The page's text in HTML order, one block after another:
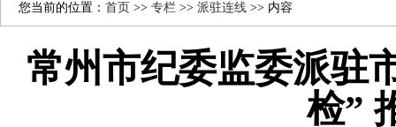
您当前的位置： 首页 >> 专栏 >> 派驻连线 >> 内容
常州市纪委监委派驻
检”